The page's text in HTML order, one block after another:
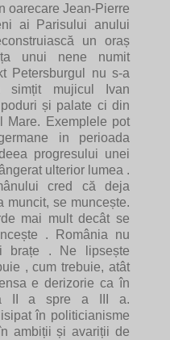
oarecare Jean-Pierre
ai Parisului anului
un oraș
unui nene numit
Petersburgul nu s-a
mujicul Ivan
și palate ci din
Exemplele pot
in perioada
progresului unei
ulterior lumea .
cred că deja
muncit, se muncește.
mai mult decât se
. România nu
brațe . Ne lipsește
, cum trebuie, atât
e derizorie ca în
II a spre a III a.
în politicianisme
ambiții și avariții de